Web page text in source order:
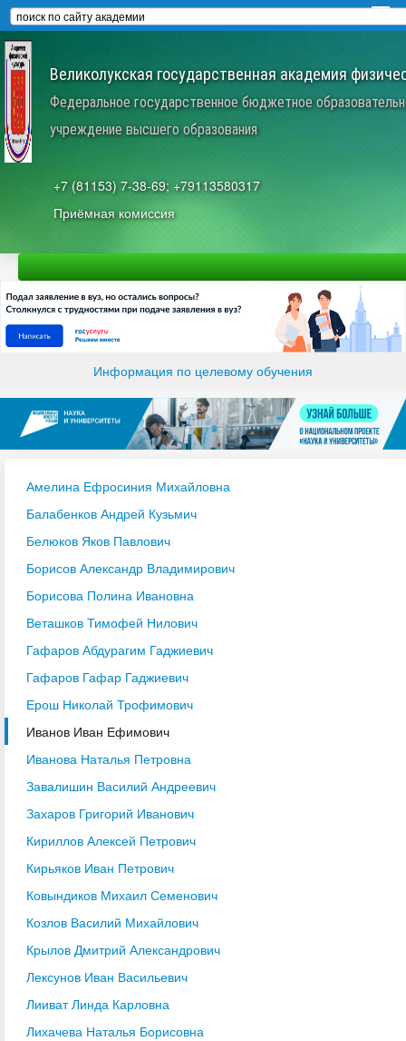
Великолукская государственная академия
Федеральное государственное бюджетное
учреждение высшего образования
+7 (81153) 7-38-69; +79113580317
Приёмная комиссия
Информация по целевому обучения
Амелина Ефросиния Михайловна
Балабенков Андрей Кузьмич
Белюков Яков Павлович
Борисов Александр Владимирович
Борисова Полина Ивановна
Веташков Тимофей Нилович
Гафаров Абдурагим Гаджиевич
Гафаров Гафар Гаджиевич
Ерош Николай Трофимович
Иванов Иван Ефимович
Иванова Наталья Петровна
Завалишин Василий Андреевич
Захаров Григорий Иванович
Кириллов Алексей Петрович
Кирьяков Иван Петрович
Ковындиков Михаил Семенович
Козлов Василий Михайлович
Крылов Дмитрий Александрович
Лексунов Иван Васильевич
Лииват Линда Карловна
Лихачева Наталья Борисовна